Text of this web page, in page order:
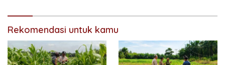
Rekomendasi untuk kamu